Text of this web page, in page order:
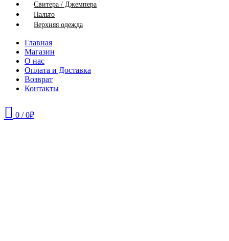
Свитера / Джемпера
Пальто
Верхняя одежда
Главная
Магазин
О нас
Оплата и Доставка
Возврат
Контакты
0 / 0₽